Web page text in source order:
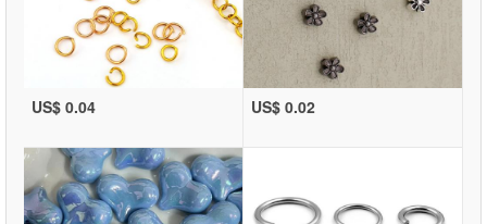
US$ 0.04 US$ 0.02